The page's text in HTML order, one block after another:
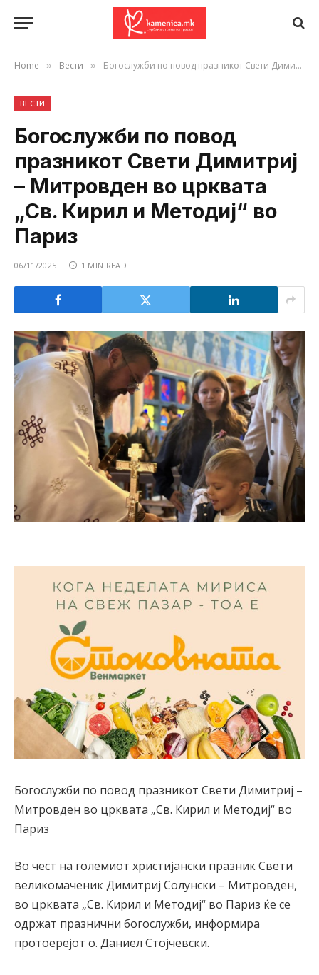
Home » Вести » Богослужби по повод празникот Свети Димитриј – Митровден во црквата „Св. Кирил и Методиј“ во Париз
ВЕСТИ
Богослужби по повод
празникот Свети Димитриј
– Митровден во црквата
„Св. Кирил и Методиј“ во
Париз
06/11/2025 1 MIN READ
Богослужби по повод празникот Свети Димитриј –
Митровден во црквата „Св. Кирил и Методиј“ во
Париз
Во чест на големиот христијански празник Свети
великомаченик Димитриј Солунски – Митровден,
во црквата „Св. Кирил и Методиј“ во Париз ќе се
одржат празнични богослужби, информира
протоерејот о. Даниел Стојчевски.